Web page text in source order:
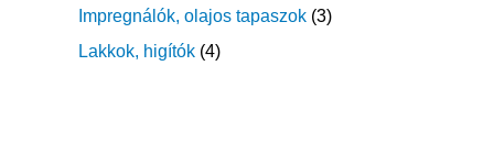
Impregnálók, olajos tapaszok (3)
Lakkok, higítók (4)